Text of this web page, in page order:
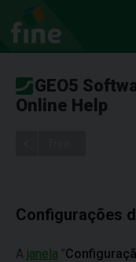
GEO5
Online Help
Configurações
A janela "